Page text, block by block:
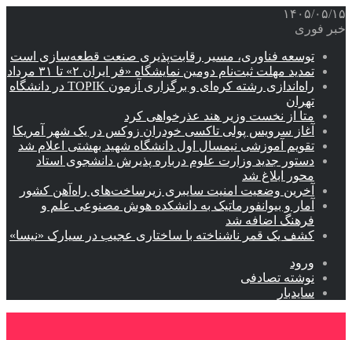
۱۴۰۵/۰۵/۱۵
خبر فوری
توسعه فناوری، مسیر رقابت‌پذیری صنعت قطعه‌سازی است
تمدید مهلت ثبت‌نام دومین نمایشگاه «فر ایران ۲» تا ۳۱ مرداد
راه‌اندازی رشته کره‌ای و برگزاری آزمون TOPIK در دانشگاه
تهران
متا از نخست وزیر هند عذرخواهی کرد
آغاز سرویس پولی تاکسی خودران زوکس در یک شهر آمریکا
تقویم آموزشی نیمسال اول دانشگاه شهید بهشتی اعلام شد
دستور جدید وزارت علوم درباره پذیرش دانشجوی استاد
محور ابلاغ شد
آخرین وضعیت امنیت سایبری زیرساخت‌های راه‌آهن کشور
آمار و بیوانفورماتیک به دانشکده هوش مصنوعی علم و
فرهنگ اضافه شد
کشف یک قمر ناشناخته با ساختاری عجیب در سیارک «نیسا»
ورود
نوشته تصادفی
سایدبار